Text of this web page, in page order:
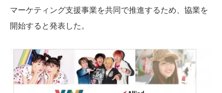
マーケティング支援事業を共同で推進するため、協業を
開始すると発表した。